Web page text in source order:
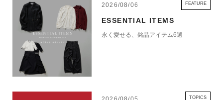
2026/08/06 FEATURE
ESSENTIAL ITEMS
永く愛せる、銘品アイテム6選
TOPICS